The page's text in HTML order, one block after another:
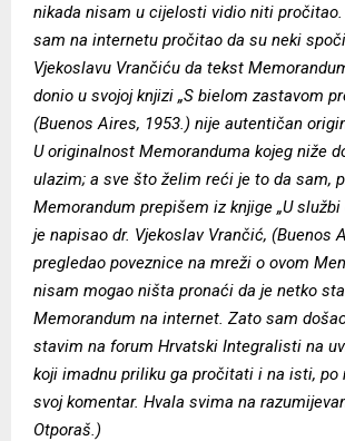
nikada nisam u cijelosti vidio niti
sam na internetu pročitao da su neki
Vjekoslavu Vrančiću da tekst
donio u svojoj knjizi „S bielom zastavom
(Buenos Aires, 1953.) nije autentičan
U originalnost Memoranduma kojeg niže
ulazim; a sve što želim reći je to da sam,
Memorandum prepišem iz knjige „U službi
je napisao dr. Vjekoslav Vrančić, (Buenos
pregledao poveznice na mreži o ovom
nisam mogao ništa pronaći da je netko
Memorandum na internet. Zato sam
stavim na forum Hrvatski Integralisti na
koji imadnu priliku ga pročitati i na isti, po
svoj komentar. Hvala svima na
Otporaš.)